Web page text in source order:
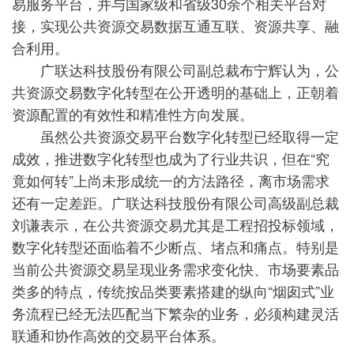
接，实现公共资源交易数据互通互联、资源共享、融
合利用。
广联达科技股份有限公司副总裁布宁辉认为，公
共资源交易数字化转型在公开透明的基础上，正朝着
资源配置的有效性和精准性方向发展。
虽然公共资源交易平台数字化转型已经取得一定
成效，推进数字化转型也成为了行业共识，但在“究
竟如何转”上尚未形成统一的方法路径，离市场需求
还有一定差距。广联达科技股份有限公司高级副总裁
刘谦表示，在公共资源交易尤其是工程招投标领域，
数字化转型还面临着不少断点、堵点和痛点。特别是
当前公共资源交易呈现业务需求变化快、市场要素品
类多的特点，传统按品类要素搭建的纵向“烟囱式”业
务流程已经无法匹配当下繁杂的业务，必须构建灵活
联通和协作高效的交易平台体系。